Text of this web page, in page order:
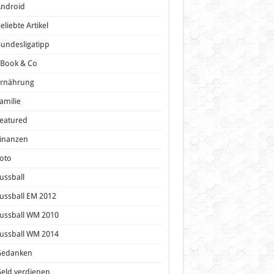
Artikel
& Co
EM 2012
WM 2010
WM 2014
verdienen